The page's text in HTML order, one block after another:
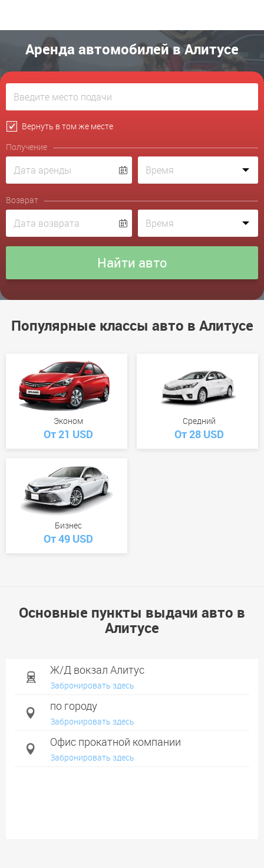
Аренда автомобилей в Алитусе
Вернуть в том же месте
Получение
Возврат
Популярные классы авто в Алитусе
Эконом
От 21 USD
Средний
От 28 USD
Бизнес
От 49 USD
Основные пункты выдачи авто в
Алитусе
Ж/Д вокзал Алитус
Забронировать здесь
по городу
Забронировать здесь
Офис прокатной компании
Забронировать здесь